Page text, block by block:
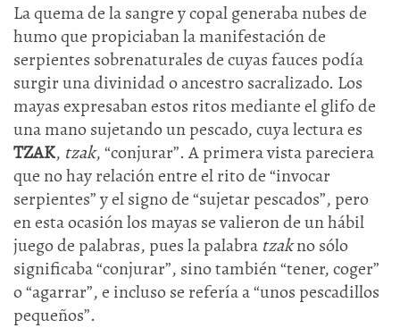
La quema de la sangre y copal generaba nubes de
humo que propiciaban la manifestación de
serpientes sobrenaturales de cuyas fauces podía
surgir una divinidad o ancestro sacralizado. Los
mayas expresaban estos ritos mediante el glifo de
una mano sujetando un pescado, cuya lectura es
TZAK, tzak, “conjurar”. A primera vista pareciera
que no hay relación entre el rito de “invocar
serpientes” y el signo de “sujetar pescados”, pero
en esta ocasión los mayas se valieron de un hábil
juego de palabras, pues la palabra tzakno sólo
significaba “conjurar”, sino también “tener, coger”
o “agarrar”, e incluso se refería a “unos pescadillos
pequeños”.